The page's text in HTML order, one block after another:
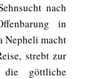
nach
in
Nepheli macht
strebt zur
göttliche